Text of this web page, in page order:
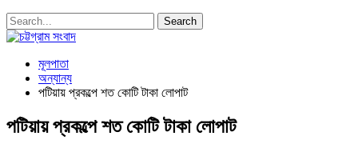
মূলপাতা
অন্যান্য
পটিয়ায় প্রকল্পে শত কোটি টাকা লোপাট
পটিয়ায় প্রকল্পে শত কোটি টাকা লোপাট